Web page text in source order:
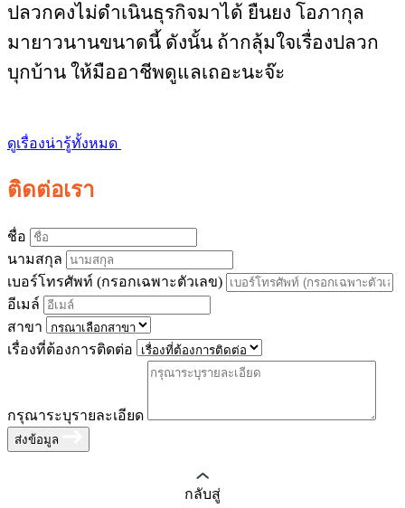
ปลวกคงไม่ดำเนินธุรกิจมาได้ ยืนยง โอภากุล
มายาวนานขนาดนี้ ดังนั้น ถ้ากลุ้มใจเรื่องปลวก
บุกบ้าน ให้มืออาชีพดูแลเถอะนะจ๊ะ
ดูเรื่องน่ารู้ทั้งหมด
ติดต่อเรา
ชื่อ
นามสกุล
เบอร์โทรศัพท์ (กรอกเฉพาะตัวเลข)
อีเมล์
สาขา
เรื่องที่ต้องการติดต่อ
กรุณาระบุรายละเอียด
ส่งข้อมูล
กลับสู่